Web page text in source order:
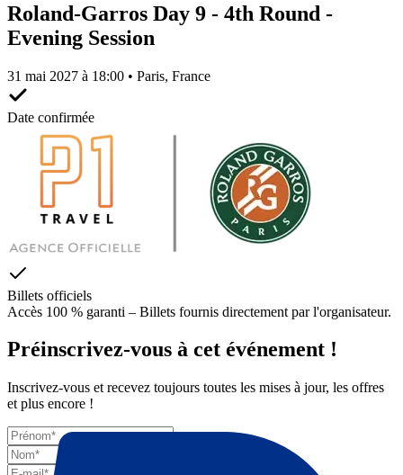
Roland-Garros Day 9 - 4th Round -
Evening Session
31 mai 2027 à 18:00 • Paris, France
Date confirmée
Billets officiels
Accès 100 % garanti – Billets fournis directement par l'organisateur.
Préinscrivez-vous à cet événement !
Inscrivez-vous et recevez toujours toutes les mises à jour, les offres
et plus encore !